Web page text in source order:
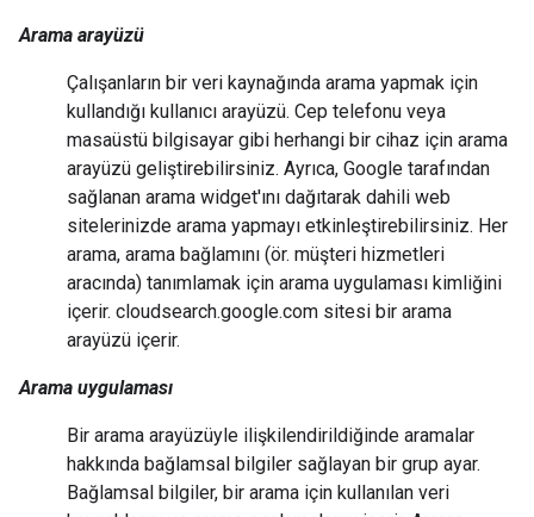
Arama arayüzü
Çalışanların bir veri kaynağında arama yapmak için
kullandığı kullanıcı arayüzü. Cep telefonu veya
masaüstü bilgisayar gibi herhangi bir cihaz için arama
arayüzü geliştirebilirsiniz. Ayrıca, Google tarafından
sağlanan arama widget'ını dağıtarak dahili web
sitelerinizde arama yapmayı etkinleştirebilirsiniz. Her
arama, arama bağlamını (ör. müşteri hizmetleri
aracında) tanımlamak için arama uygulaması kimliğini
içerir. cloudsearch.google.com sitesi bir arama
arayüzü içerir.
Arama uygulaması
Bir arama arayüzüyle ilişkilendirildiğinde aramalar
hakkında bağlamsal bilgiler sağlayan bir grup ayar.
Bağlamsal bilgiler, bir arama için kullanılan veri